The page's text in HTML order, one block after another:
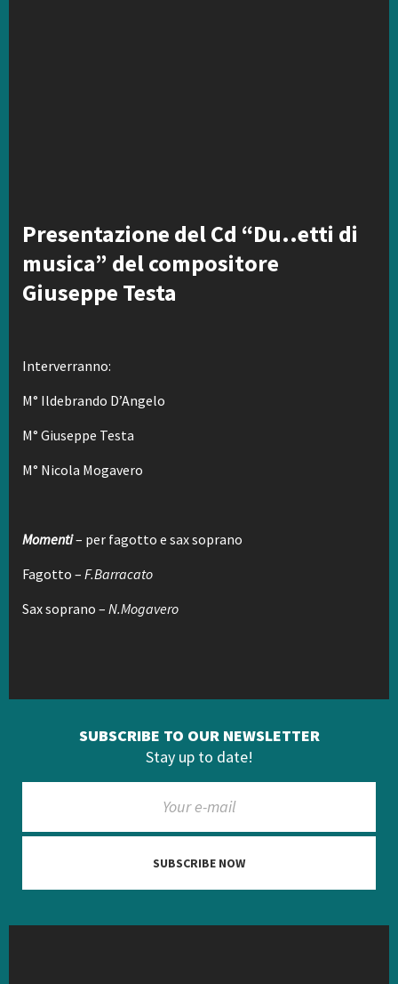
Presentazione del Cd “Du..etti di
musica” del compositore
Giuseppe Testa
Interverranno:
M° Ildebrando D’Angelo
M° Giuseppe Testa
M° Nicola Mogavero
Momenti– per fagotto e sax soprano
Fagotto – F.Barracato
Sax soprano – N.Mogavero
SUBSCRIBE TO OUR NEWSLETTER
Stay up to date!
SUBSCRIBE NOW